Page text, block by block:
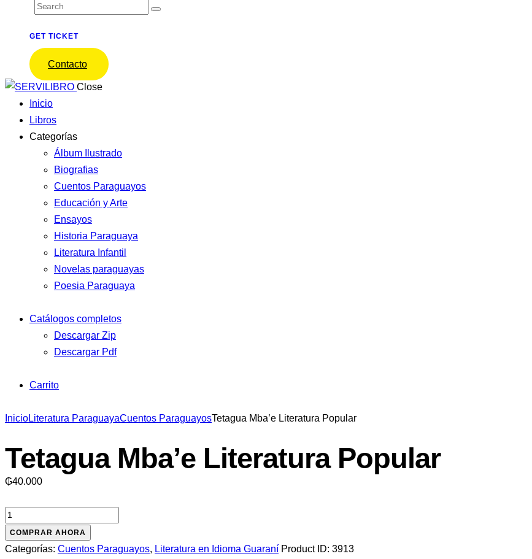
GET TICKET
Contacto
Close
Inicio
Libros
Categorías
Álbum Ilustrado
Biografias
Cuentos Paraguayos
Educación y Arte
Ensayos
Historia Paraguaya
Literatura Infantil
Novelas paraguayas
Poesia Paraguaya
Catálogos completos
Descargar Zip
Descargar Pdf
Carrito
InicioLiteratura ParaguayaCuentos ParaguayosTetagua Mba’e Literatura Popular
Tetagua Mba’e Literatura Popular
₲40.000
Tetagua
Mba'e
Literatura
COMPRAR AHORA
Categorías: Cuentos Paraguayos, Literatura en Idioma Guaraní Product ID: 3913